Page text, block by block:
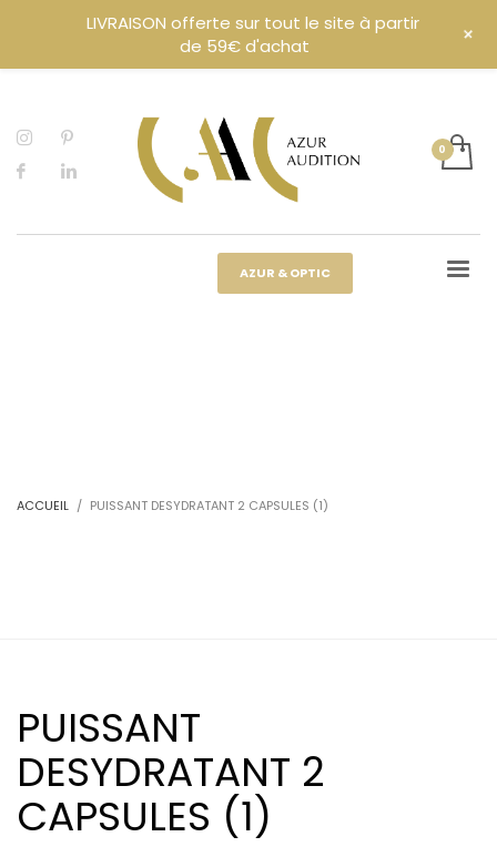
AZUR & OPTIC
ACCUEIL PUISSANT DESYDRATANT 2 CAPSULES (1)
PUISSANT
DESYDRATANT 2
CAPSULES (1)
LIVRAISON offerte sur tout le site à partir
de 59€ d'achat
+